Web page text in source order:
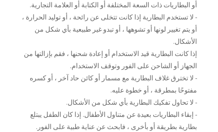
أو البطاريات ذات السعة المختلفة أو الكتابة أو العلامة التجارية.
- لا تستخدم البطارية إذا كانت تتخلى عن رائحة ، أو توليد الحرارة ،
أو يتم تغيير لونها أو تشوهها ، أو تبدو غير طبيعية بأي شكل من
الأشكال.
إذا كانت البطارية قيد الاستخدام أو إعادة شحنها ، فقم بإزالتها من
الجهاز أو الشاحن على الفور وتوقف الاستخدام.
- لا تخترق غلاف البطارية مع مسمار أو كائن حاد آخر ، أو كسره
مفتوحًا بمطرقة ، أو خطوة عليه.
- لا تحاول تفكيك البطارية بأي شكل من الأشكال.
- إبقاء البطاريات بعيدة عن متناول الأطفال. إذا كان الطفل يبتلع
بطارية بطريقة أو بأخرى ، فابحث عن عناية طبية على الفور.